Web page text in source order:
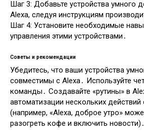
Шаг 3: Добавьте устройства умного
Alexa, следуя инструкциям
Шаг 4: Установите необходимые
управления этими устройствами․
Советы и рекомендации
Убедитесь, что ваши устройства
совместимы с Alexa․ Используйте
команды․ Создавайте «рутины» в
автоматизации нескольких
(например, «Alexa, доброе утро»
разогреть кофе и включить новости)․